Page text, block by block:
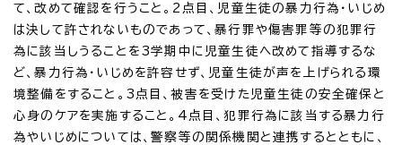
て、改めて確認を行うこと。2点目、児童生徒の暴力行為・いじめ
は決して許されないものであって、暴行罪や傷害罪等の犯罪行
為に該当しうることを3学期中に児童生徒へ改めて指導するな
ど、暴力行為・いじめを許容せず、児童生徒が声を上げられる環
境整備をすること。3点目、被害を受けた児童生徒の安全確保と
心身のケアを実施すること。4点目、犯罪行為に該当する暴力行
為やいじめについては、警察等の関係機関と連携するとともに、